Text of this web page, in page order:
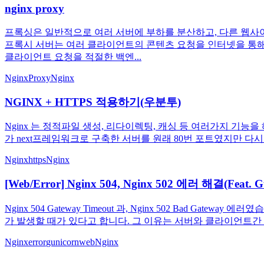
nginx proxy
프록싱은 일반적으로 여러 서버에 부하를 분산하고, 다른 웹
프록시 서버는 여러 클라이언트의 콘텐츠 요청을 인터넷을
클라이언트 요청을 적절한 백엔...
NginxProxyNginx
NGINX + HTTPS 적용하기(우분투)
Nginx 는 정적파일 생성, 리다이렉팅, 캐싱 등 여러가지 기능
가 next프레임워크로 구축한 서버를 원래 80번 포트였지만 다
NginxhttpsNginx
[Web/Error] Nginx 504, Nginx 502 에러 해결(Feat.
Nginx 504 Gateway Timeout 과, Nginx 502 Bad Gateway 에러
가 발생할 때가 있다고 합니다. 그 이유는 서버와 클라이언트
NginxerrorgunicornwebNginx